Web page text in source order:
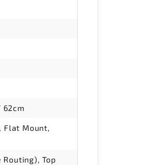
Flat Mount,
Routing), Top